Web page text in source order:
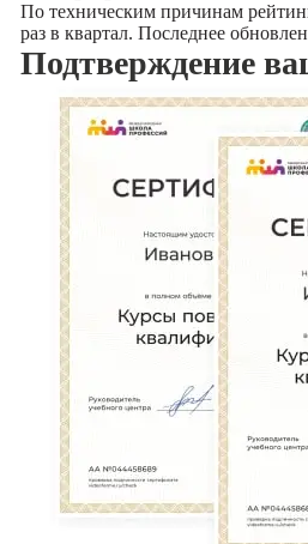
По техническим причинам
раз в квартал. Последнее
Подтверждение